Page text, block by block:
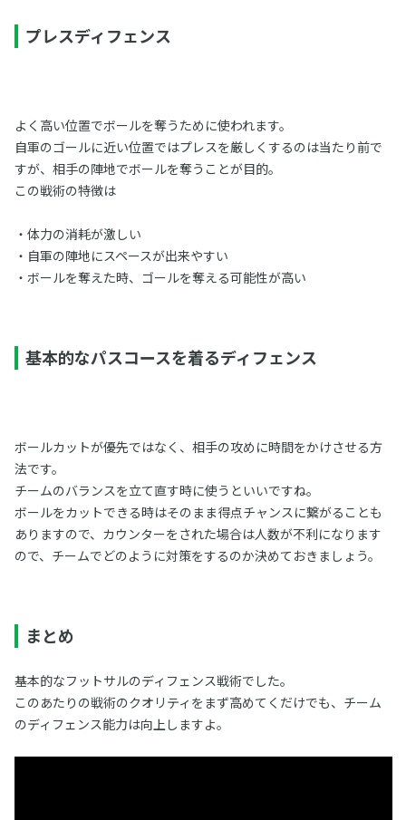
プレスディフェンス
よく高い位置でボールを奪うために使われます。
自軍のゴールに近い位置ではプレスを厳しくするのは当たり前で
すが、相手の陣地でボールを奪うことが目的。
この戦術の特徴は
・体力の消耗が激しい
・自軍の陣地にスペースが出来やすい
・ボールを奪えた時、ゴールを奪える可能性が高い
基本的なパスコースを着るディフェンス
ボールカットが優先ではなく、相手の攻めに時間をかけさせる方
法です。
チームのバランスを立て直す時に使うといいですね。
ボールをカットできる時はそのまま得点チャンスに繋がることも
ありますので、カウンターをされた場合は人数が不利になります
ので、チームでどのように対策をするのか決めておきましょう。
まとめ
基本的なフットサルのディフェンス戦術でした。
このあたりの戦術のクオリティをまず高めてくだけでも、チーム
のディフェンス能力は向上しますよ。